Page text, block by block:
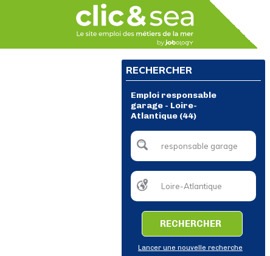
RECHERCHER
Emploi responsable
garage - Loire-
Atlantique (44)
RECHERCHER
Lancer une nouvelle recherche